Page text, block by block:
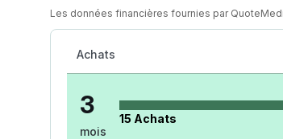
Les données financières fournies par
Achats
3
mois
15 Achats